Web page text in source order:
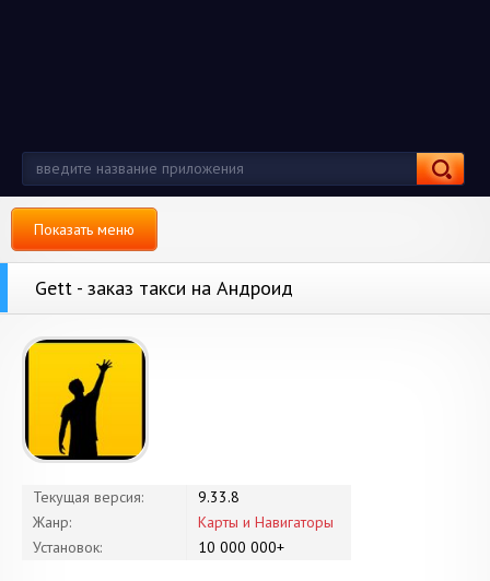
Показать меню
Gett - заказ такси на Андроид
Текущая версия:
9.33.8
Жанр:
Карты и Навигаторы
Установок:
10 000 000+